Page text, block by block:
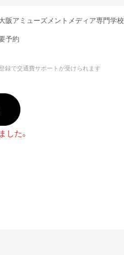
阪アミューズメントメディア専門学校
予約
録で交通費サポートが受けられます
した。